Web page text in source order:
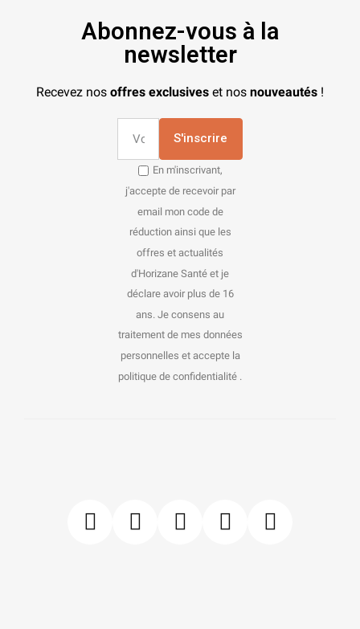
Abonnez-vous à la
newsletter
Recevez nos offres exclusives et nos nouveautés !
S'inscrire
En m'inscrivant,
j'accepte de recevoir par
email mon code de
réduction ainsi que les
offres et actualités
d'Horizane Santé et je
déclare avoir plus de 16
ans. Je consens au
traitement de mes données
personnelles et accepte la
politique de confidentialité .